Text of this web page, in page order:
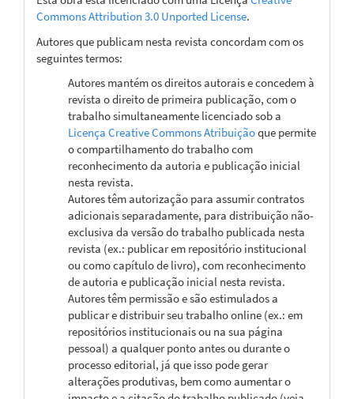
Commons Attribution 3.0 Unported License.
Autores que publicam nesta revista concordam com os
seguintes termos:
Autores mantém os direitos autorais e concedem à
revista o direito de primeira publicação, com o
trabalho simultaneamente licenciado sob a
Licença Creative Commons Atribuiçãoque permite
o compartilhamento do trabalho com
reconhecimento da autoria e publicação inicial
nesta revista.
Autores têm autorização para assumir contratos
adicionais separadamente, para distribuição não-
exclusiva da versão do trabalho publicada nesta
revista (ex.: publicar em repositório institucional
ou como capítulo de livro), com reconhecimento
de autoria e publicação inicial nesta revista.
Autores têm permissão e são estimulados a
publicar e distribuir seu trabalho online (ex.: em
repositórios institucionais ou na sua página
pessoal) a qualquer ponto antes ou durante o
processo editorial, já que isso pode gerar
alterações produtivas, bem como aumentar o